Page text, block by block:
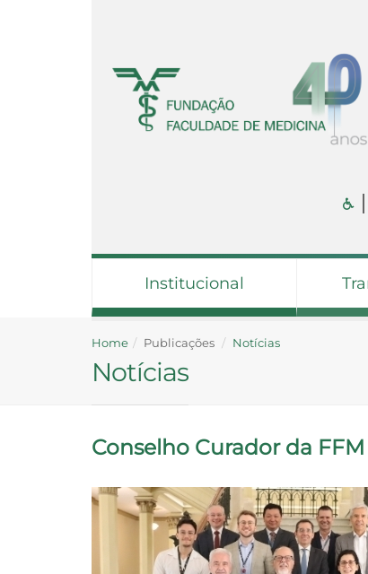
Institucional
Home Publicações Notícias
Notícias
Conselho Curador da